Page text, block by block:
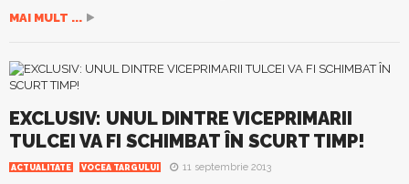
MAI MULT ...
EXCLUSIV: UNUL DINTRE VICEPRIMARII
TULCEI VA FI SCHIMBAT ÎN SCURT TIMP!
ACTUALITATE VOCEA TARGULUI 11 septembrie 2013